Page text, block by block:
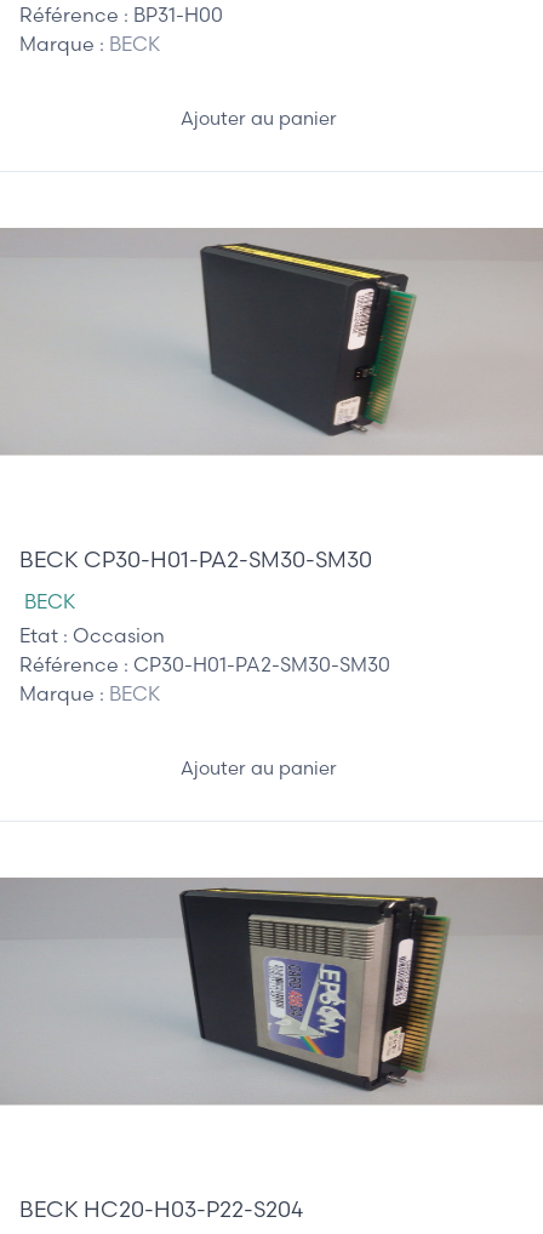
Référence : BP31-H00
Marque : BECK
Ajouter au panier
BECK CP30-H01-PA2-SM30-SM30
BECK
Etat : Occasion
Référence : CP30-H01-PA2-SM30-SM30
Marque : BECK
Ajouter au panier
BECK HC20-H03-P22-S204